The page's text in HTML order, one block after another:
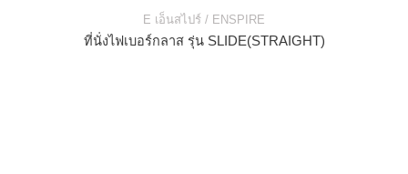
E เอ็นสไปร์ / ENSPIRE
ที่นั่งไฟเบอร์กลาส รุ่น SLIDE(STRAIGHT)